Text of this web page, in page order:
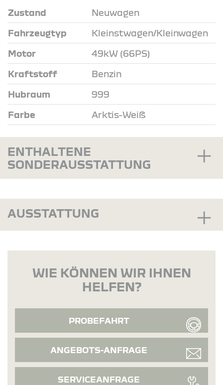
Zustand Neuwagen
Fahrzeugtyp Kleinstwagen/Kleinwagen
Motor 49kW (66PS)
Kraftstoff Benzin
Hubraum 999
Farbe Arktis-Weiß
ENTHALTENE
SONDERAUSSTATTUNG
AUSSTATTUNG
WIE KÖNNEN WIR IHNEN
HELFEN?
PROBEFAHRT
ANGEBOTS-ANFRAGE
SERVICEANFRAGE